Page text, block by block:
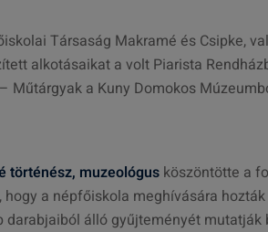
Társaság Makramé és Csipke,
alkotásaikat a volt Piarista
Műtárgyak a Kuny Domokos
történész, muzeológus köszöntötte a
a népfőiskola meghívására
darabjaiból álló gyűjteményét